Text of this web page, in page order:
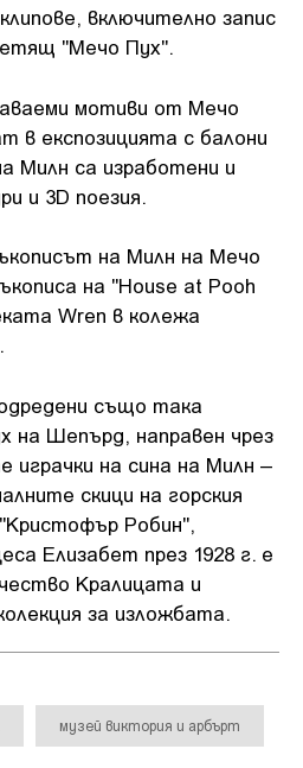
включително запис
"Мечо Пух".
мотиви от Мечо
в експозицията с балони
Милн са изработени и
и 3D поезия.
на Милн на Мечо
на "House at Pooh
Wren в колежа
също така
на Шепърд, направен чрез
играчки на сина на Милн –
скици на горския
Робин",
Елизабет през 1928 г. е
Кралицата и
за изложбата.
музей виктория и арбърт